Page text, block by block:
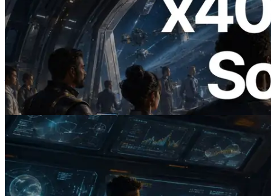
2026.07.04
ERPC 發布支援 x402 支付的 Solana RPC
— AI Agent 按需為 API 付款的時代開啟
閱讀此文章